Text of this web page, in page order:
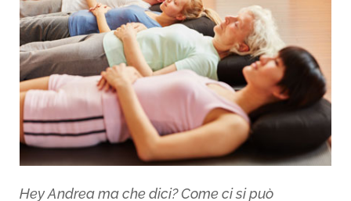
Hey Andrea ma che dici? Come ci si può